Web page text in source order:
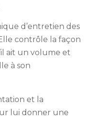
d’entretien des
contrôle la façon
ait un volume et
à son
et la
lui donner une